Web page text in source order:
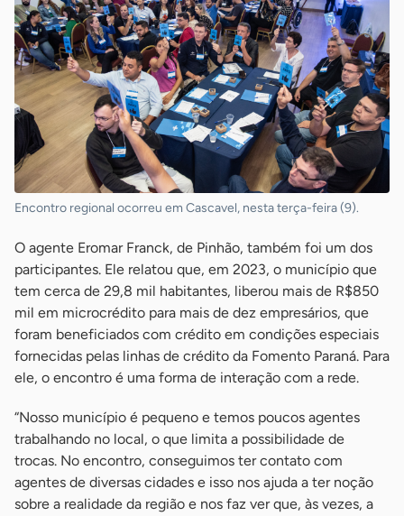
Encontro regional ocorreu em Cascavel, nesta terça-feira (9).
O agente Eromar Franck, de Pinhão, também foi um dos
participantes. Ele relatou que, em 2023, o município que
tem cerca de 29,8 mil habitantes, liberou mais de R$850
mil em microcrédito para mais de dez empresários, que
foram beneficiados com crédito em condições especiais
fornecidas pelas linhas de crédito da Fomento Paraná. Para
ele, o encontro é uma forma de interação com a rede.
“Nosso município é pequeno e temos poucos agentes
trabalhando no local, o que limita a possibilidade de
trocas. No encontro, conseguimos ter contato com
agentes de diversas cidades e isso nos ajuda a ter noção
sobre a realidade da região e nos faz ver que, às vezes, a